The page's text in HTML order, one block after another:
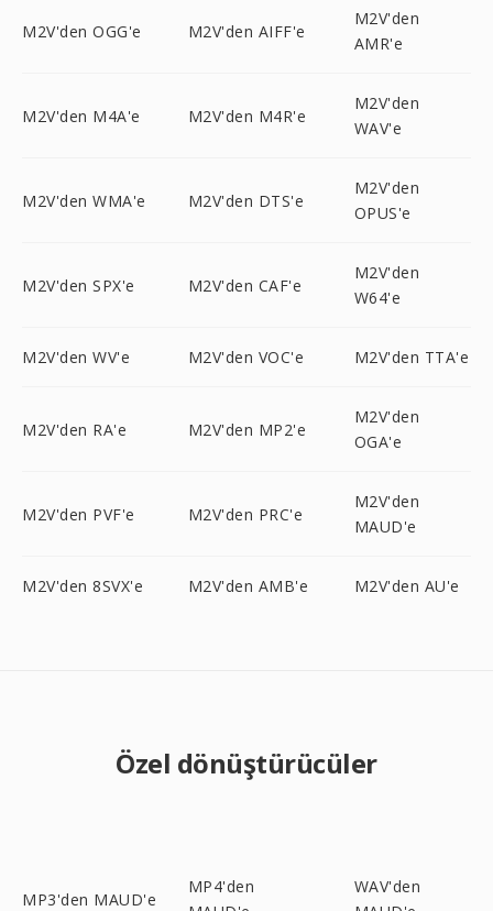
M2V'den OGG'e M2V'den AIFF'e
M2V'den
AMR'e
M2V'den M4A'e M2V'den M4R'e
M2V'den
WAV'e
M2V'den WMA'e M2V'den DTS'e
M2V'den
OPUS'e
M2V'den SPX'e M2V'den CAF'e
M2V'den
W64'e
M2V'den WV'e M2V'den VOC'e M2V'den TTA'e
M2V'den RA'e M2V'den MP2'e
M2V'den
OGA'e
M2V'den PVF'e M2V'den PRC'e
M2V'den
MAUD'e
M2V'den 8SVX'e M2V'den AMB'e M2V'den AU'e
Özel dönüştürücüler
MP3'den MAUD'e
MP4'den
WAV'den